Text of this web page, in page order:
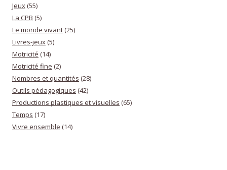
Jeux (55)
La CPB (5)
Le monde vivant (25)
Livres-jeux (5)
Motricité (14)
Motricité fine (2)
Nombres et quantités (28)
Outils pédagogiques (42)
Productions plastiques et visuelles (65)
Temps (17)
Vivre ensemble (14)